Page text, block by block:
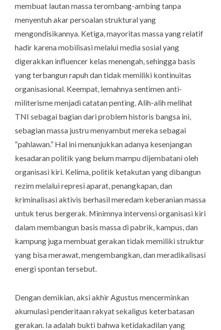
membuat lautan massa terombang-ambing tanpa
menyentuh akar persoalan struktural yang
mengondisikannya. Ketiga , mayoritas massa yang relatif
hadir karena mobilisasi melalui media sosial yang
digerakkan influencer kelas menengah, sehingga basis
yang terbangun rapuh dan tidak memiliki kontinuitas
organisasional. Keempat , lemahnya sentimen anti-
militerisme menjadi catatan penting. Alih-alih melihat
TNI sebagai bagian dari problem historis bangsa ini,
sebagian massa justru menyambut mereka sebagai
“pahlawan.” Hal ini menunjukkan adanya kesenjangan
kesadaran politik yang belum mampu dijembatani oleh
organisasi kiri. Kelima , politik ketakutan yang dibangun
rezim melalui represi aparat, penangkapan, dan
kriminalisasi aktivis berhasil meredam keberanian massa
untuk terus bergerak. Minimnya intervensi organisasi kiri
dalam membangun basis massa di pabrik, kampus, dan
kampung juga membuat gerakan tidak memiliki struktur
yang bisa merawat, mengembangkan, dan meradikalisasi
energi spontan tersebut.
Dengan demikian, aksi akhir Agustus mencerminkan
akumulasi penderitaan rakyat sekaligus keterbatasan
gerakan. Ia adalah bukti bahwa ketidakadilan yang